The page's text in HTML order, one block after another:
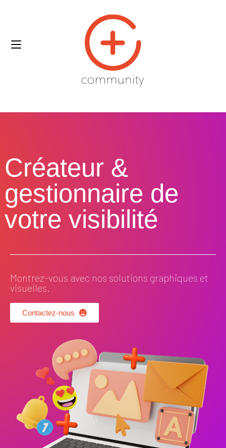
Créateur &
gestionnaire de
votre visibilité​
Montrez-vous avec nos solutions graphiques et
visuelles.
Contactez-nous